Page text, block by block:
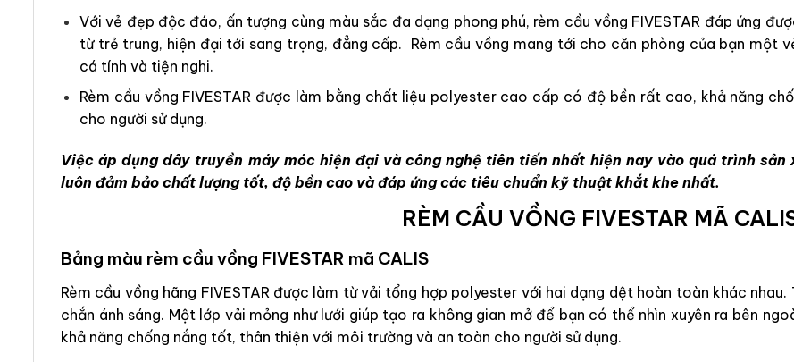
Với vẻ đẹp độc đáo, ấn tượng cùng màu sắc đa dạng phong phú, rèm cầu vồng FIVESTAR đáp ứng
từ trẻ trung, hiện đại tới sang trọng, đẳng cấp. Rèm cầu vồng mang tới cho căn phòng của bạn một
cá tính và tiện nghi.
Rèm cầu vồng FIVESTAR được làm bằng chất liệu polyester cao cấp có độ bền rất cao, khả năng
cho người sử dụng.
Việc áp dụng dây truyền máy móc hiện đại và công nghệ tiên tiến nhất hiện nay vào quá trình sản
luôn đảm bảo chất lượng tốt, độ bền cao và đáp ứng các tiêu chuẩn kỹ thuật khắt khe nhất.
RÈM CẦU VỒNG FIVESTAR MÃ
Bảng màu rèm cầu vồng FIVESTAR mã CALIS
Rèm cầu vồng hãng FIVESTAR được làm từ vải tổng hợp polyester với hai dạng dệt hoàn toàn khác
chắn ánh sáng. Một lớp vải mỏng như lưới giúp tạo ra không gian mở để bạn có thể nhìn xuyên ra bên
khả năng chống nắng tốt, thân thiện với môi trường và an toàn cho người sử dụng.